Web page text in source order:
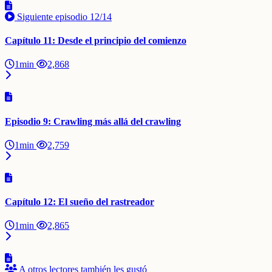
Siguiente episodio 12/14
Capítulo 11: Desde el principio del comienzo
1min 2,868
Episodio 9: Crawling más allá del crawling
1min 2,759
Capítulo 12: El sueño del rastreador
1min 2,865
A otros lectores también les gustó